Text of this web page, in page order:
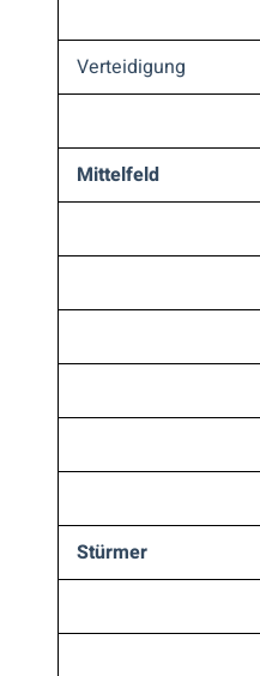
Verteidigung
Mittelfeld
Stürmer